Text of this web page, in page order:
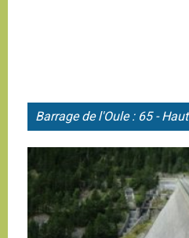
Barrage de l'Oule : 65 -